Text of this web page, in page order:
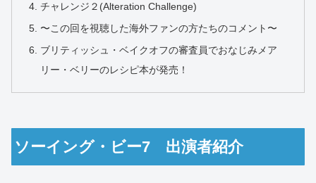
チャレンジ２(Alteration Challenge)
〜この回を視聴した海外ファンの方たちのコメント〜
ブリティッシュ・ベイクオフの審査員でおなじみメア
リー・ベリーのレシピ本が発売！
ソーイング・ビー7 出演者紹介